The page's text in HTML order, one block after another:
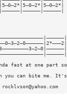
fast at one part so
you can bite me.
rocklvson@yahoo.com